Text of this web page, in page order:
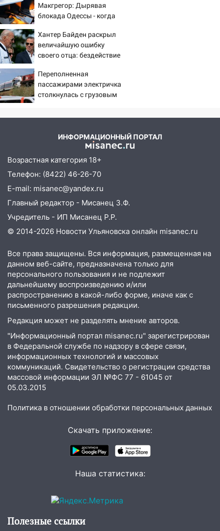
Макгрегор: Дырявая
блокада Одессы - когда
России за это полетят
головы?
Хантер Байден раскрыл
величайшую ошибку
своего отца: бездействие
Переполненная
пассажирами электричка
столкнулась с грузовым
ИНФОРМАЦИОННЫЙ ПОРТАЛ
Возрастная категория 18+
Телефон: (8422) 46-26-70
E-mail: misanec@yandex.ru
Главный редактор - Мисанец З.Ф.
Учредитель - ИП Мисанец Р.Р.
© 2014-2026 Новости Ульяновска онлайн misanec.ru
Все права защищены. Вся информация, размещенная на
данном веб-сайте, предназначена только для
персонального пользования и не подлежит
дальнейшему воспроизведению и/или
распространению в какой-либо форме, иначе как с
письменного разрешения редакции.
Редакция может не разделять мнение авторов.
"Информационный портал misanec.ru" зарегистрирован
в Федеральной службе по надзору в сфере связи,
информационных технологий и массовых
коммуникаций. Свидетельство о регистрации средства
массовой информации ЭЛ №ФС 77 - 61045 от
05.03.2015
Политика в отношении обработки персональных данных
Скачать приложение:
Наша статистика:
Полезные ссылки